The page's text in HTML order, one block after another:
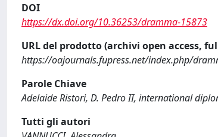
DOI
https://dx.doi.org/10.36253/dramma-15873
URL del prodotto (archivi open access,
https://oajournals.fupress.net/index.php/
Parole Chiave
Adelaide Ristori, D. Pedro II, international
Tutti gli autori